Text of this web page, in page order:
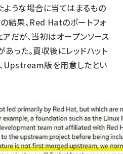
うな場合に当てはまるもの
結果、Red Hatのポートフォ
アだが、当初はオープンソース
った。買収後にレッドハット
Upstream版を用意したとい